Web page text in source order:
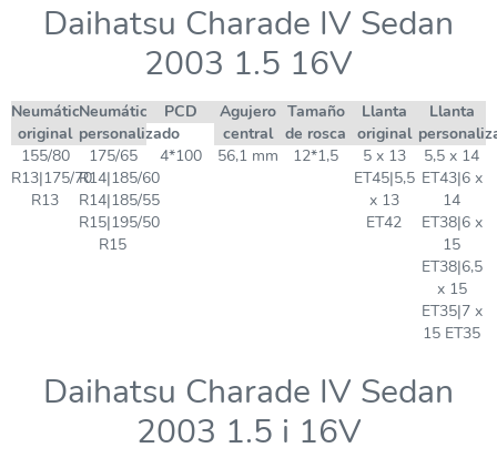
Daihatsu Charade IV Sedan
2003 1.5 16V
Neumático
original
Neumático
personalizado
PCD
Agujero
central
Tamaño
de rosca
Llanta
original
Llanta
155/80
R13|175/70
R13
175/65
R14|185/60
R14|185/55
R15|195/50
R15
4*100 56,1 mm 12*1,5
5 x 13
ET45|5,5
x 13
ET42
5,5 x 14
ET43|6 x
14
ET38|6 x
15
ET38|6,5
x 15
ET35|7 x
15 ET35
Daihatsu Charade IV Sedan
2003 1.5 i 16V